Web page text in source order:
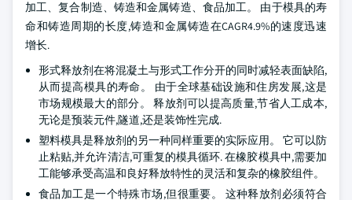
加工、复合制造、铸造和金属铸造、食品加工。 由于模具的寿
命和铸造周期的长度,铸造和金属铸造在CAGR4.9%的速度迅速
增长.
形式释放剂在将混凝土与形式工作分开的同时减轻表面缺陷,
从而提高模具的寿命。 由于全球基础设施和住房发展,这是
市场规模最大的部分。 释放剂可以提高质量,节省人工成本,
无论是预装元件,隧道,还是装饰性完成.
塑料模具是释放剂的另一种同样重要的实际应用。 它可以防
止粘贴,并允许清洁,可重复的模具循环. 在橡胶模具中,需要加
工能够承受高温和良好释放特性的灵活和复杂的橡胶组件。
食品加工是一个特殊市场,但很重要。 这种释放剂必须符合